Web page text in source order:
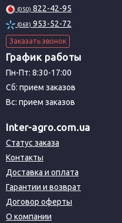
(050) 822-42-95
(068) 953-52-72
Заказать звонок
График работы
Пн-Пт: 8:30-17:00
Сб: прием заказов
Вс: прием заказов
Inter-agro.com.ua
Статус заказа
Контакты
Доставка и оплата
Гарантии и возврат
Договор оферты
О компании